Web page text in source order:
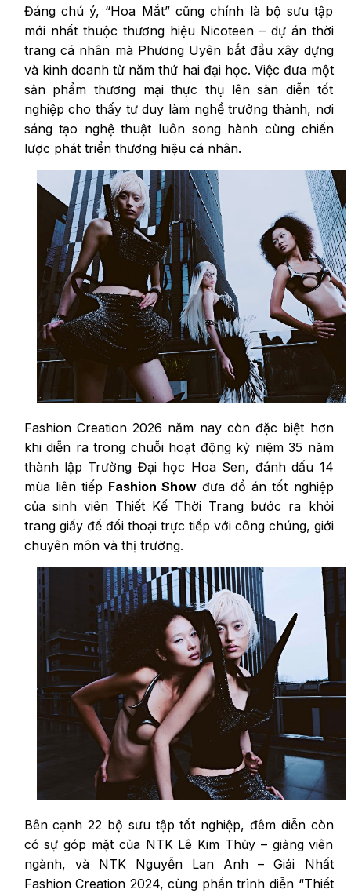
Đáng chú ý, “Hoa Mắt” cũng chính là bộ sưu tập
mới nhất thuộc thương hiệu Nicoteen – dự án thời
trang cá nhân mà Phương Uyên bắt đầu xây dựng
và kinh doanh từ năm thứ hai đại học. Việc đưa một
sản phẩm thương mại thực thụ lên sàn diễn tốt
nghiệp cho thấy tư duy làm nghề trưởng thành, nơi
sáng tạo nghệ thuật luôn song hành cùng chiến
lược phát triển thương hiệu cá nhân.
Fashion Creation 2026 năm nay còn đặc biệt hơn
khi diễn ra trong chuỗi hoạt động kỷ niệm 35 năm
thành lập Trường Đại học Hoa Sen, đánh dấu 14
mùa liên tiếp Fashion Showđưa đồ án tốt nghiệp
của sinh viên Thiết Kế Thời Trang bước ra khỏi
trang giấy để đối thoại trực tiếp với công chúng, giới
chuyên môn và thị trường.
Bên cạnh 22 bộ sưu tập tốt nghiệp, đêm diễn còn
có sự góp mặt của NTK Lê Kim Thủy – giảng viên
ngành, và NTK Nguyễn Lan Anh – Giải Nhất
Fashion Creation 2024, cùng phần trình diễn “Thiết